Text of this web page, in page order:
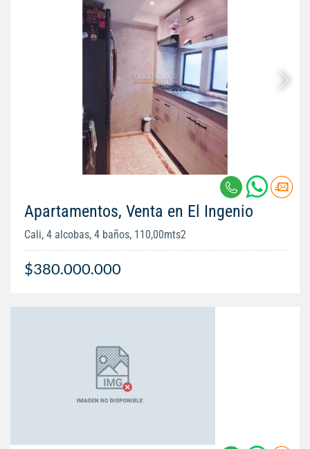
Apartamentos, Venta en El Ingenio
Cali, 4 alcobas, 4 baños, 110,00mts2
$380.000.000